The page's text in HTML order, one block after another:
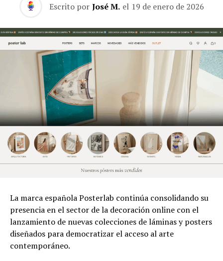
Escrito por José M. el 19 de enero de 2026
La marca española Posterlab continúa consolidando su
presencia en el sector de la decoración online con el
lanzamiento de nuevas colecciones de láminas y posters
diseñados para democratizar el acceso al arte
contemporáneo.